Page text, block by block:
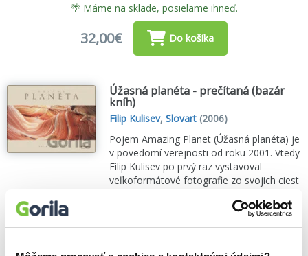
🌴 Máme na sklade, posielame ihneď.
32,00€ Do košíka
Úžasná planéta - prečítaná (bazár
kníh)
Filip Kulisev,Slovart (2006)
Pojem Amazing Planet (Úžasná planéta) je
v povedomí verejnosti od roku 2001. Vtedy
Filip Kulisev po prvý raz vystavoval
veľkoformátové fotografie zo svojich ciest
21,30€ Do košíka